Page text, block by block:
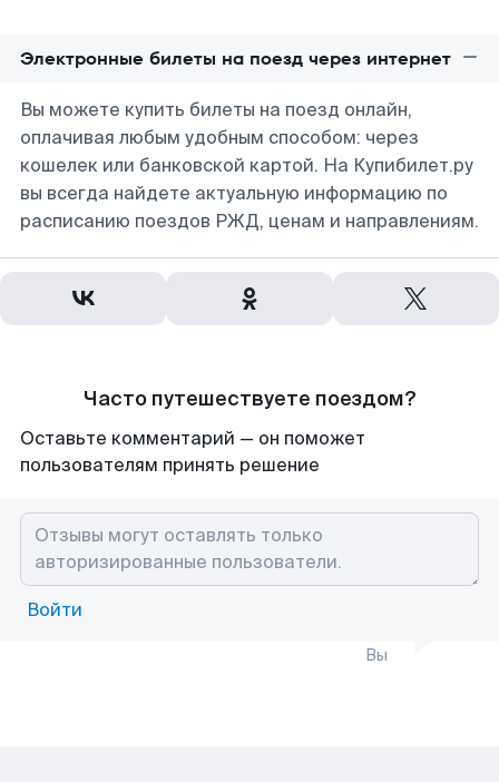
Электронные билеты на поезд через интернет
Вы можете купить билеты на поезд онлайн,
оплачивая любым удобным способом: через
кошелек или банковской картой. На Купибилет.ру
вы всегда найдете актуальную информацию по
расписанию поездов РЖД, ценам и направлениям.
Часто путешествуете поездом?
Оставьте комментарий — он поможет
пользователям принять решение
Войти
Вы